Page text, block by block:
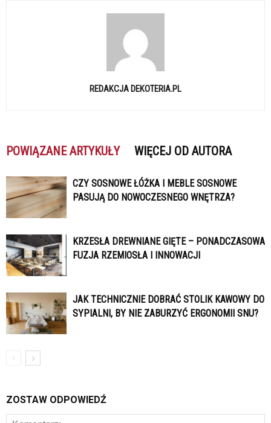
REDAKCJA DEKOTERIA.PL
POWIĄZANE ARTYKUŁY WIĘCEJ OD AUTORA
CZY SOSNOWE ŁÓŻKA I MEBLE SOSNOWE
PASUJĄ DO NOWOCZESNEGO WNĘTRZA?
KRZESŁA DREWNIANE GIĘTE – PONADCZASOWA
FUZJA RZEMIOSŁA I INNOWACJI
JAK TECHNICZNIE DOBRAĆ STOLIK KAWOWY DO
SYPIALNI, BY NIE ZABURZYĆ ERGONOMII SNU?
ZOSTAW ODPOWIEDŹ